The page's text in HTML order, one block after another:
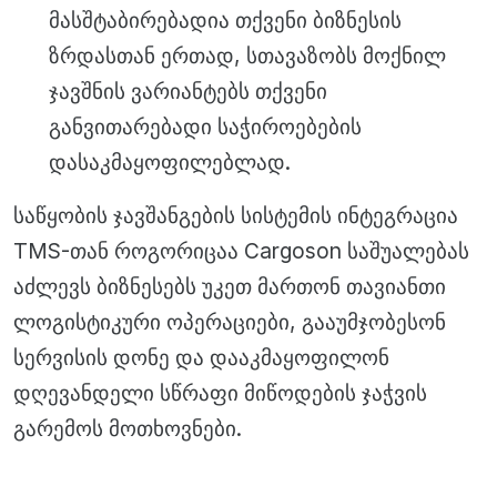
მასშტაბირებადია თქვენი ბიზნესის
ზრდასთან ერთად, სთავაზობს მოქნილ
ჯავშნის ვარიანტებს თქვენი
განვითარებადი საჭიროებების
დასაკმაყოფილებლად.
საწყობის ჯავშანგების სისტემის ინტეგრაცია
TMS-თან როგორიცაა Cargoson საშუალებას
აძლევს ბიზნესებს უკეთ მართონ თავიანთი
ლოგისტიკური ოპერაციები, გააუმჯობესონ
სერვისის დონე და დააკმაყოფილონ
დღევანდელი სწრაფი მიწოდების ჯაჭვის
გარემოს მოთხოვნები.